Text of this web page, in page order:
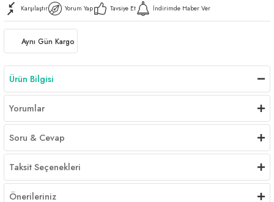
Karşılaştır Yorum Yap Tavsiye Et İndirimde Haber Ver
Aynı Gün Kargo
Ürün Bilgisi
Yorumlar
Soru & Cevap
Taksit Seçenekleri
Önerileriniz